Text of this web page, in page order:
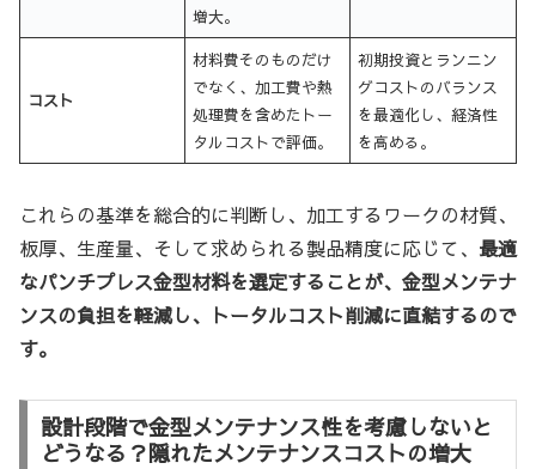
増大。
コスト
材料費そのものだけ
でなく、加工費や熱
処理費を含めたトー
タルコストで評価。
初期投資とランニン
グコストのバランス
を最適化し、経済性
を高める。
これらの基準を総合的に判断し、加工するワークの材質、
板厚、生産量、そして求められる製品精度に応じて、 最適
なパンチプレス金型材料を選定することが、金型メンテナ
ンスの負担を軽減し、トータルコスト削減に直結するので
す。
設計段階で金型メンテナンス性を考慮しないと
どうなる？隠れたメンテナンスコストの増大